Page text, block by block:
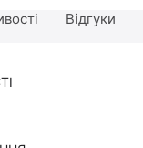
Відгуки